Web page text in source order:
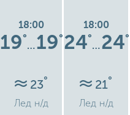
18:00
19°
…19°
23°
Лед н/д
18:00
24°
…24°
21°
Лед н/д